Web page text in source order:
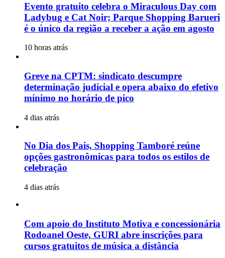
Evento gratuito celebra o Miraculous Day com
Ladybug e Cat Noir; Parque Shopping Barueri
é o único da região a receber a ação em agosto
10 horas atrás
Greve na CPTM: sindicato descumpre
determinação judicial e opera abaixo do efetivo
mínimo no horário de pico
4 dias atrás
No Dia dos Pais, Shopping Tamboré reúne
opções gastronômicas para todos os estilos de
celebração
4 dias atrás
Com apoio do Instituto Motiva e concessionária
Rodoanel Oeste, GURI abre inscrições para
cursos gratuitos de música a distância